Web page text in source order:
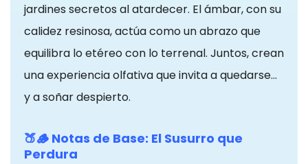
jardines secretos al atardecer. El ámbar, con su
calidez resinosa, actúa como un abrazo que
equilibra lo etéreo con lo terrenal. Juntos, crean
una experiencia olfativa que invita a quedarse…
y a soñar despierto.
🍑🪵 Notas de Base: El Susurro que
Perdura
fundamentales
para el
correcto uso
de la web. Por
lo general, solo
realizadas por